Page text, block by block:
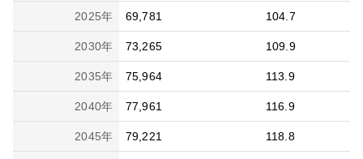
2025年 69,781 104.7
2030年 73,265 109.9
2035年 75,964 113.9
2040年 77,961 116.9
2045年 79,221 118.8